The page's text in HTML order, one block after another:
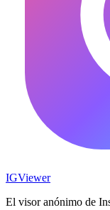
IGViewer
El visor anónimo de